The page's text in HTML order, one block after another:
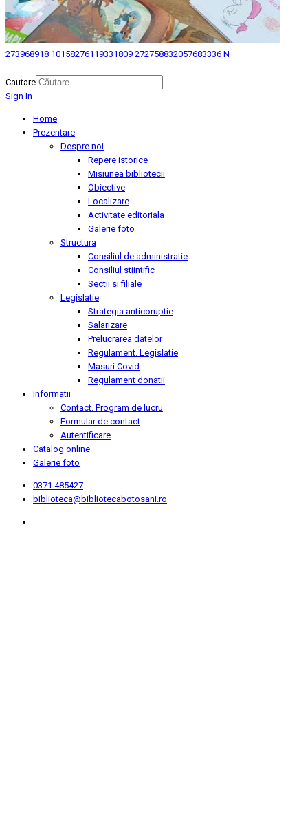
273968918 10158276119331809 272758832057683336 N
Cautare
Sign In
Home
Prezentare
Despre noi
Repere istorice
Misiunea bibliotecii
Obiective
Localizare
Activitate editoriala
Galerie foto
Structura
Consiliul de administratie
Consiliul stiintific
Sectii si filiale
Legislatie
Strategia anticoruptie
Salarizare
Prelucrarea datelor
Regulament. Legislatie
Masuri Covid
Regulament donatii
Informatii
Contact. Program de lucru
Formular de contact
Autentificare
Catalog online
Galerie foto
0371 485427
biblioteca@bibliotecabotosani.ro